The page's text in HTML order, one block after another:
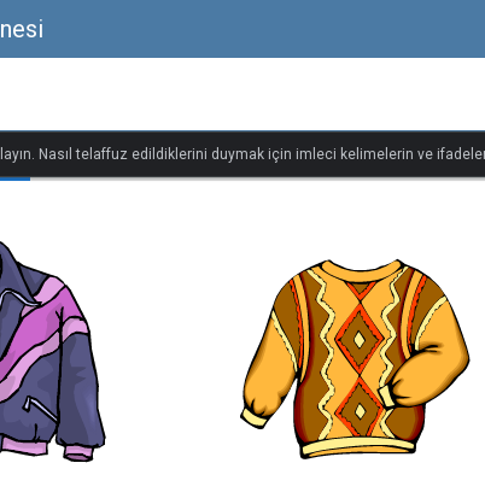
Nasıl telaffuz edildiklerini duymak için imleci kelimelerin ve